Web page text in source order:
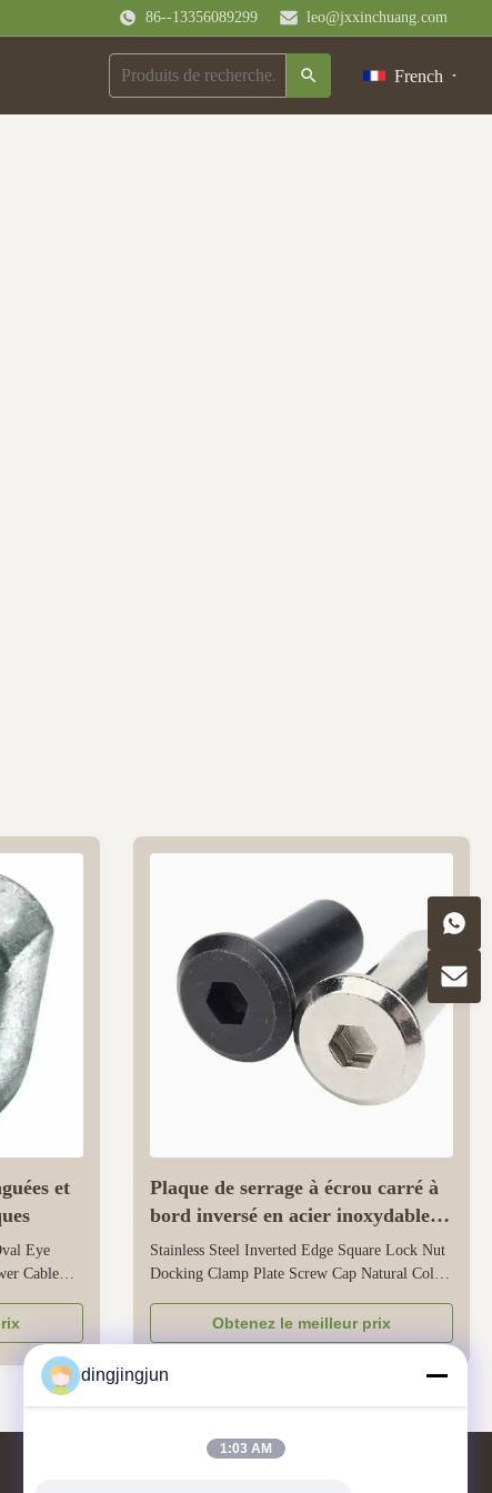
86--13356089299 leo@jxxinchuang.com
French
et
Eye
Cable
body
Plaque de serrage à écrou carré à
bord inversé en acier inoxydable,
capuchon de vis, classe 4.8 6.8
Stainless Steel Inverted Edge Square Lock Nut
Docking Clamp Plate Screw Cap Natural Color
Square Lock Nut Docking Clamp Plate Screw
Cap Natural Color Class 4.8 6.8Measurement
ShapeRoundThread ...
Obtenez le meilleur prix
dingjingjun
1:03 AM